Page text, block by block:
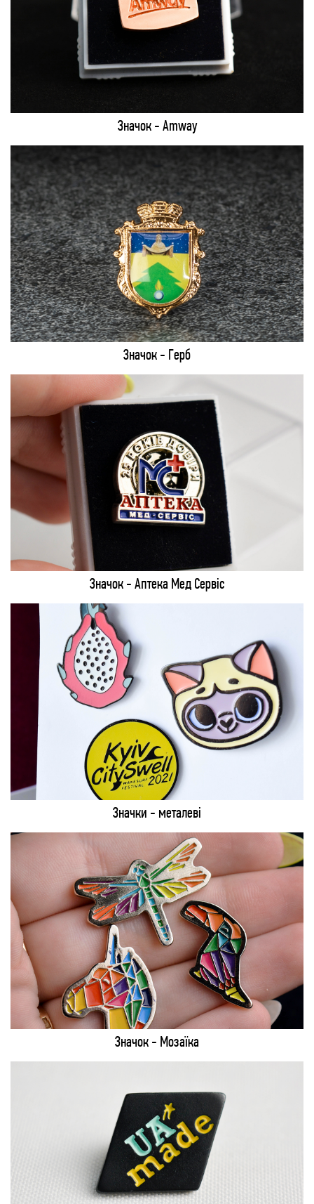
Значок - Amway
Значок - Герб
Значок - Аптека Мед Сервіс
Значки - металеві
Значок - Мозаїка